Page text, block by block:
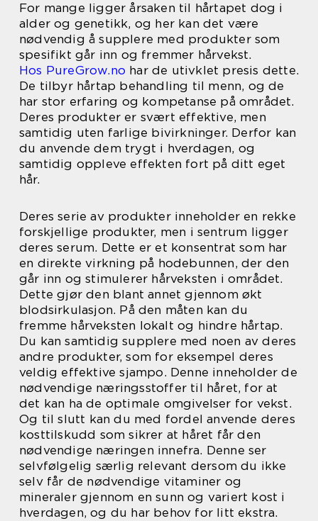
For mange ligger årsaken til hårtapet dog i
alder og genetikk, og her kan det være
nødvendig å supplere med produkter som
spesifikt går inn og fremmer hårvekst.
Hos PureGrow.no har de utivklet presis dette.
De tilbyr hårtap behandling til menn, og de
har stor erfaring og kompetanse på området.
Deres produkter er svært effektive, men
samtidig uten farlige bivirkninger. Derfor kan
du anvende dem trygt i hverdagen, og
samtidig oppleve effekten fort på ditt eget
hår.
Deres serie av produkter inneholder en rekke
forskjellige produkter, men i sentrum ligger
deres serum. Dette er et konsentrat som har
en direkte virkning på hodebunnen, der den
går inn og stimulerer hårveksten i området.
Dette gjør den blant annet gjennom økt
blodsirkulasjon. På den måten kan du
fremme hårveksten lokalt og hindre hårtap.
Du kan samtidig supplere med noen av deres
andre produkter, som for eksempel deres
veldig effektive sjampo. Denne inneholder de
nødvendige næringsstoffer til håret, for at
det kan ha de optimale omgivelser for vekst.
Og til slutt kan du med fordel anvende deres
kosttilskudd som sikrer at håret får den
nødvendige næringen innefra. Denne ser
selvfølgelig særlig relevant dersom du ikke
selv får de nødvendige vitaminer og
mineraler gjennom en sunn og variert kost i
hverdagen, og du har behov for litt ekstra.